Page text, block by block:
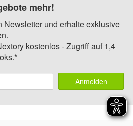
mehr!
Newsletter und erhalte exklusive
kostenlos - Zugriff auf 1,4
Anmelden